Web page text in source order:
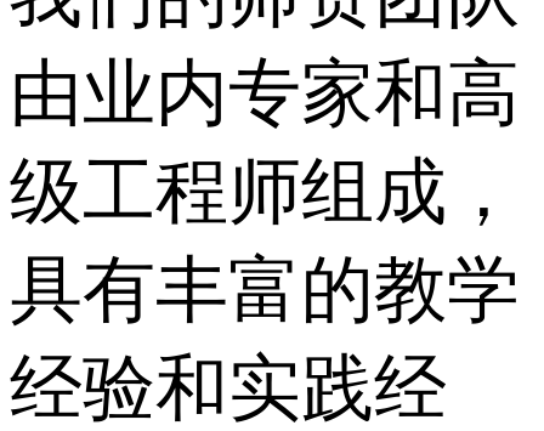
由业内专家和高
级工程师组成，
具有丰富的教学
经验和实践经